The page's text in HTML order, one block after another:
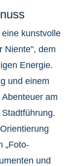
kunstvolle
Niente", dem
Energie.
und einem
am
„Foto-
und